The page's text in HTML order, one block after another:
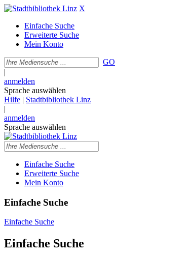
X
Einfache Suche
Erweiterte Suche
Mein Konto
GO
|
anmelden
Sprache auswählen
Hilfe | Stadtbibliothek Linz
|
anmelden
Sprache auswählen
Einfache Suche
Erweiterte Suche
Mein Konto
Einfache Suche
Einfache Suche
Einfache Suche